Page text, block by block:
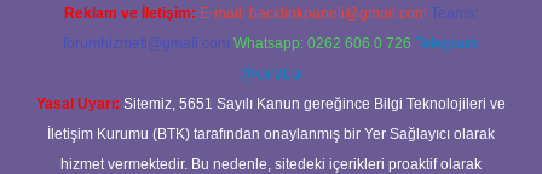
Reklam ve İletişim: E-mail: backlinkpaneli@gmail.com Teams:
forumhizmeti@gmail.com Whatsapp: 0262 606 0 726 Telegram:
@karabul
Yasal Uyarı: Sitemiz, 5651 Sayılı Kanun gereğince Bilgi Teknolojileri ve
İletişim Kurumu (BTK) tarafından onaylanmış bir Yer Sağlayıcı olarak
hizmet vermektedir. Bu nedenle, sitedeki içerikleri proaktif olarak